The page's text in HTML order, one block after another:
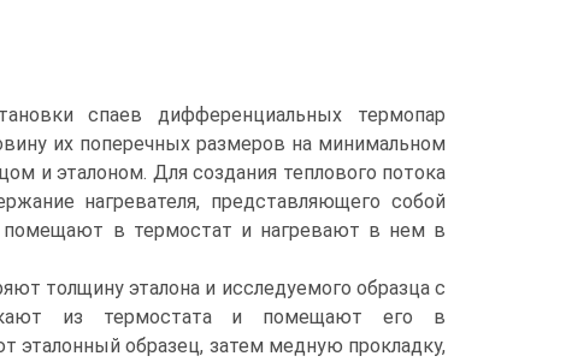
спаев дифференциальных термопар
их поперечных размеров на минимальном
и эталоном. Для создания теплового потока
нагревателя, представляющего собой
в термостат и нагревают в нем в
толщину эталона и исследуемого образца с
из термостата и помещают его в
эталонный образец, затем медную прокладку,